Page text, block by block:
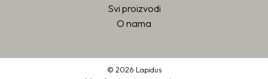
Svi proizvodi
O nama
© 2026 Lapidus